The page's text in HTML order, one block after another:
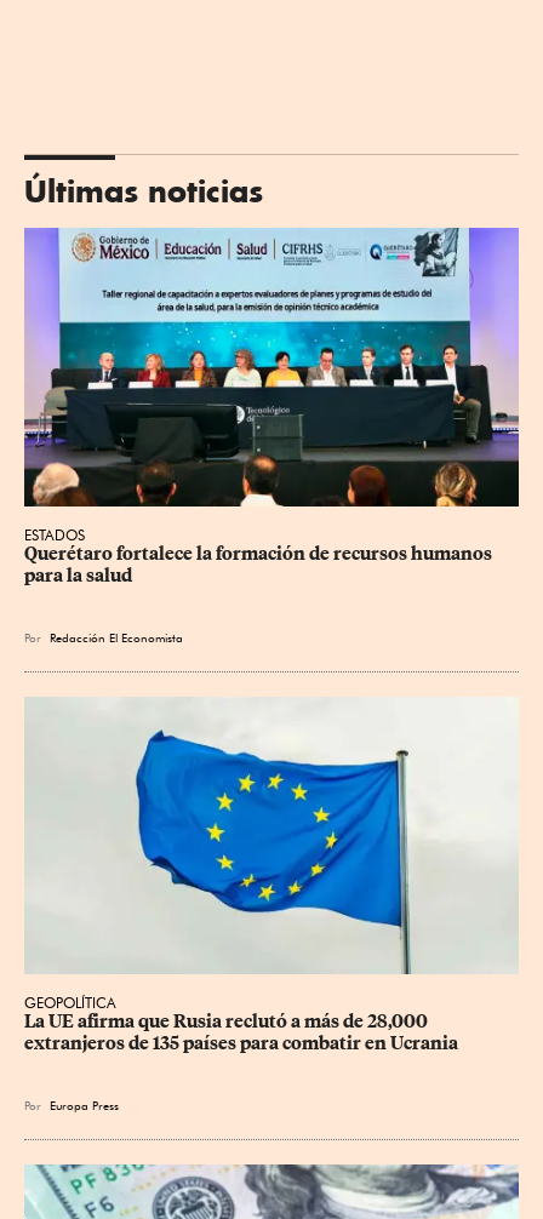
Últimas noticias
ESTADOS
Querétaro fortalece la formación de recursos humanos
para la salud
Por Redacción El Economista
GEOPOLÍTICA
La UE afirma que Rusia reclutó a más de 28,000
extranjeros de 135 países para combatir en Ucrania
Por Europa Press